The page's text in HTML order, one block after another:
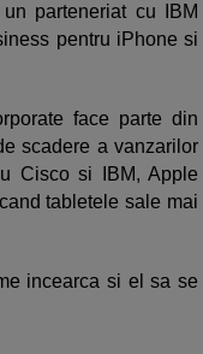
parteneriat cu IBM
pentru iPhone si
face parte din
scadere a vanzarilor
Cisco si IBM, Apple
tabletele sale mai
incearca si el sa se